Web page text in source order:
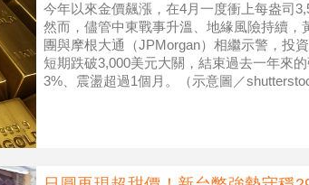
今年以來金價飆漲，在4月一度衝上每盎司
然而，儘管中東戰事升溫、地緣風險持續
團與摩根大通（JPMorgan）相繼示警，投
短期跌破3,000美元大關，結束過去一年來
3%、震盪超過1個月。（示意圖／